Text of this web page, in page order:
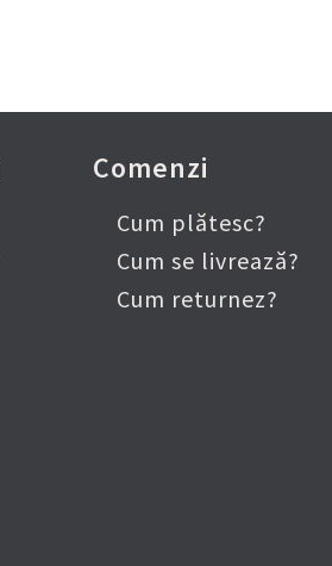
Comenzi
Cum plătesc?
Cum se livrează?
Cum returnez?